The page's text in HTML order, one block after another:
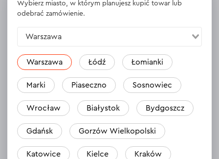
WYŚWIETL DANE TECHNICZNE
Zostaw opinię
Opinie
Wybierz miasto, w którym planujesz kupić towar lub
odebrać zamówienie.
Warszawa
Warszawa Łódź Łomianki
Marki Piaseczno Sosnowiec
Wrocław Białystok Bydgoszcz
Gdańsk Gorzów Wielkopolski
Katowice Kielce Kraków